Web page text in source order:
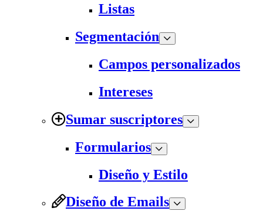
Listas
Segmentación
Campos personalizados
Intereses
Sumar suscriptores
Formularios
Diseño y Estilo
Diseño de Emails